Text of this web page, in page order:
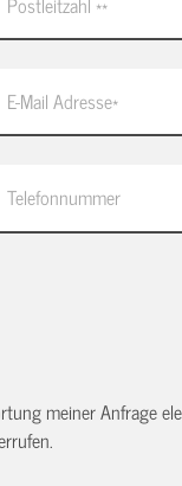
meiner Anfrage